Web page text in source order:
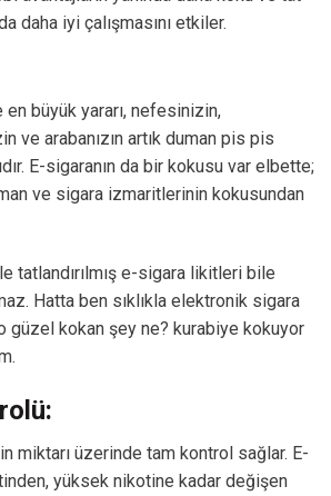
daha iyi çalışmasını etkiler.
en büyük yararı, nefesinizin,
ve arabanızın artık duman pis pis
E-sigaranın da bir kokusu var elbette;
ve sigara izmaritlerinin kokusundan
tatlandırılmış e-sigara likitleri bile
Hatta ben sıklıkla elektronik sigara
güzel kokan şey ne? kurabiye kokuyor
miktarı üzerinde tam kontrol sağlar. E-
yüksek nikotine kadar değişen